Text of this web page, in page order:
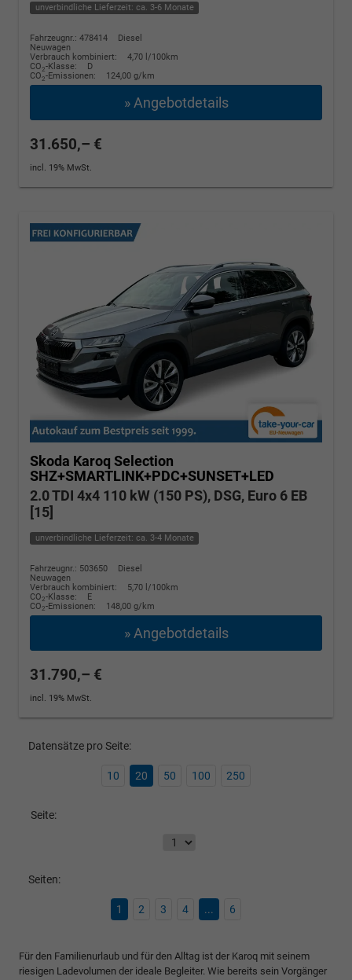
unverbindliche Lieferzeit: ca. 3-6 Monate
Fahrzeugnr.: 478414
Diesel
Neuwagen
Verbrauch kombiniert:
4,70 l/100km
CO2-Klasse:
D
CO2-Emissionen: 124,00 g/km
» Angebotdetails
31.650,– €
incl. 19% MwSt.
Skoda Karoq Selection
SHZ+SMARTLINK+PDC+SUNSET+LED
2.0 TDI 4x4 110 kW (150 PS), DSG, Euro 6 EB
[15]
unverbindliche Lieferzeit: ca. 3-4 Monate
Fahrzeugnr.: 503650
Diesel
Neuwagen
Verbrauch kombiniert:
5,70 l/100km
CO2-Klasse:
E
CO2-Emissionen: 148,00 g/km
» Angebotdetails
31.790,– €
incl. 19% MwSt.
Datensätze pro Seite:
10 20 50 100 250
Seite:
Seiten:
1 2 3 4 ... 6
Für den Familienurlaub und für den Alltag ist der Karoq mit seinem
riesigen Ladevolumen der ideale Begleiter. Wie bereits sein Vorgänger